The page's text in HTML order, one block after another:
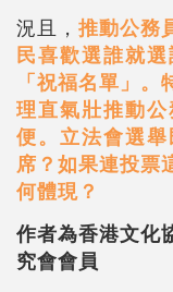
況且， 推動公務
民喜歡選誰就
「祝福名單」
理直氣壯推動
便。立法會選
席？如果連投票
何體現？
作者為香港文化
究會會員